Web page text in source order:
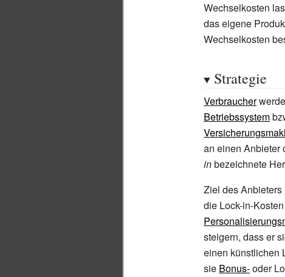
Wechselkosten
das eigene
Wechselkosten
Strategie
Verbraucher
Betriebssystem
an einen Anbieter
inbezeichnete
Ziel des
die Lock-in-
steigern, dass er
einen künstlichen
sie Bonus-oder